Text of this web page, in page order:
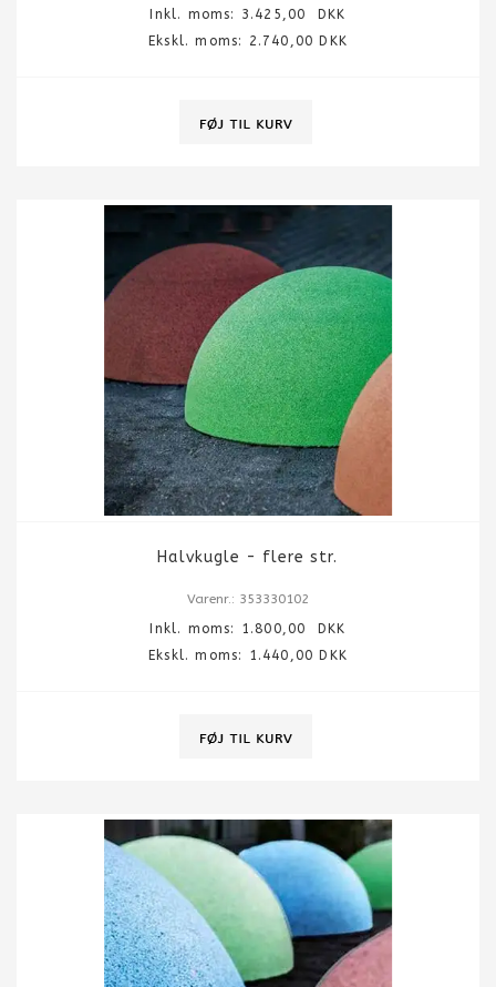
Inkl. moms: 3.425,00
DKK
Ekskl. moms: 2.740,00 DKK
Halvkugle - flere str.
Varenr.: 353330102
Inkl. moms: 1.800,00
DKK
Ekskl. moms: 1.440,00 DKK